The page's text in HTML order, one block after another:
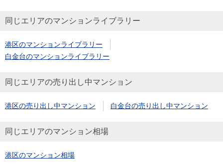
同じエリアのマンションライブラリー
港区のマンションライブラリー
白金台のマンションライブラリー
同じエリアの売り出し中マンション
港区の売り出し中マンション 白金台の売り出し中マンション
同じエリアのマンション相場
港区のマンション相場